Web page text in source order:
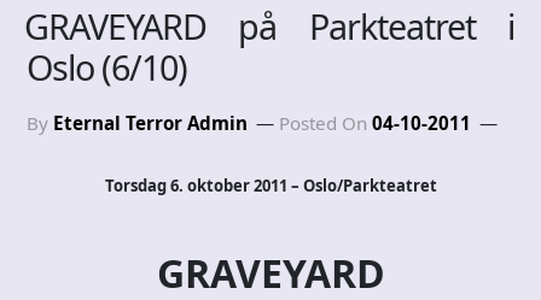
GRAVEYARD på Parkteatret i
Oslo (6/10)
By Eternal Terror Admin Posted On 04-10-2011
Torsdag 6. oktober 2011 – Oslo/Parkteatret
GRAVEYARD